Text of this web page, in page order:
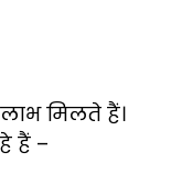
मिलते हैं।
हैं –